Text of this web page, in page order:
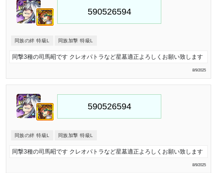
同族の絆 特級L 同族加撃 特級L
同撃3種の司馬昭です クレオパトラなど星墓適正よろしくお願い致します
8/9/2025
同族の絆 特級L 同族加撃 特級L
同撃3種の司馬昭です クレオパトラなど星墓適正よろしくお願い致します
8/9/2025